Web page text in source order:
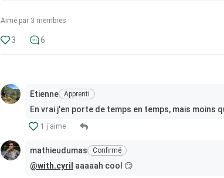
Aimé par 3 membres
3 6
Etienne Apprenti
En vrai j'en porte de temps en temps, mais moins
1 j'aime
mathieudumas Confirmé
@with.cyril aaaaah cool 😏